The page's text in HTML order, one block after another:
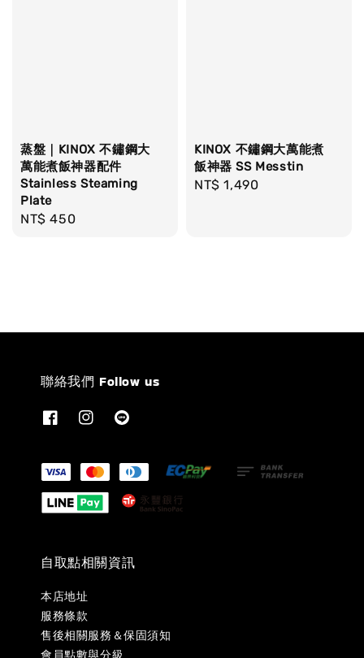
蒸盤｜KINOX 不鏽鋼大
萬能煮飯神器配件
Stainless Steaming
Plate
Regular
NT$ 450
KINOX 不鏽鋼大萬能煮
飯神器 SS Messtin
Regular
NT$ 1,490
聯絡我們 Follow us
自取點相關資訊
本店地址
服務條款
售後相關服務＆保固須知
會員點數與分級